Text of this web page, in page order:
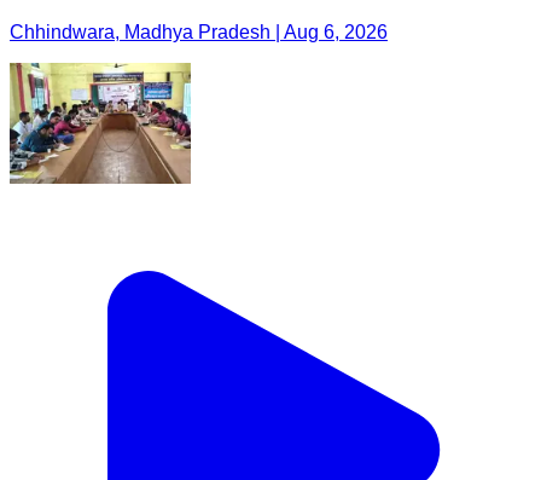
Chhindwara, Madhya Pradesh | Aug 6, 2026